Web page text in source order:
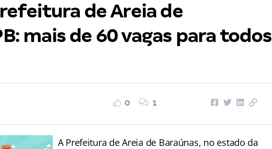
de Areia de
mais de 60 vagas para todos
0 1
A Prefeitura de Areia de Baraúnas, no estado da